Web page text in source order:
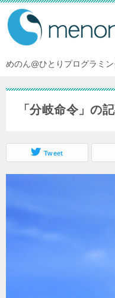
めのん@ひとりプログラミ
「分岐命令」の
Tweet